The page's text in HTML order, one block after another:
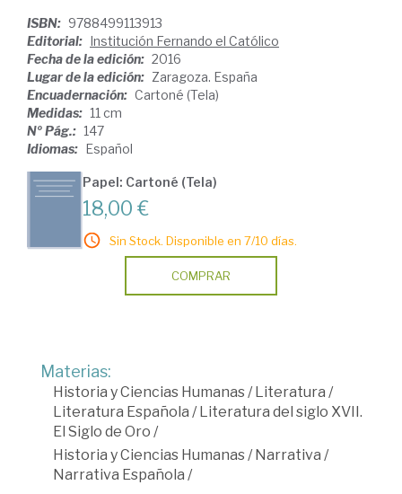
ISBN: 9788499113913
Editorial: Institución Fernando el Católico
Fecha de la edición: 2016
Lugar de la edición: Zaragoza. España
Encuadernación: Cartoné (Tela)
Medidas: 11 cm
Nº Pág.: 147
Idiomas: Español
Papel: Cartoné (Tela)
18,00 €
Sin Stock. Disponible en 7/10 días.
COMPRAR
Materias:
Historia y Ciencias Humanas /Literatura /
Literatura Española /Literatura del siglo XVII.
El Siglo de Oro /
Historia y Ciencias Humanas /Narrativa /
Narrativa Española /